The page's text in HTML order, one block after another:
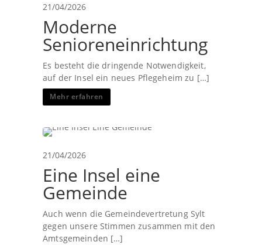
21/04/2026
Moderne
Senioreneinrichtung
Es besteht die dringende Notwendigkeit,
auf der Insel ein neues Pflegeheim zu […]
Mehr erfahren
21/04/2026
Eine Insel eine
Gemeinde
Auch wenn die Gemeindevertretung Sylt
gegen unsere Stimmen zusammen mit den
Amtsgemeinden […]